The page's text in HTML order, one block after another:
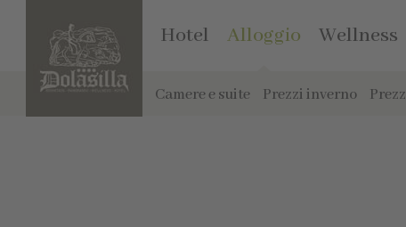
Hotel Alloggio
Camere e suite Prezzi inverno
Wellness